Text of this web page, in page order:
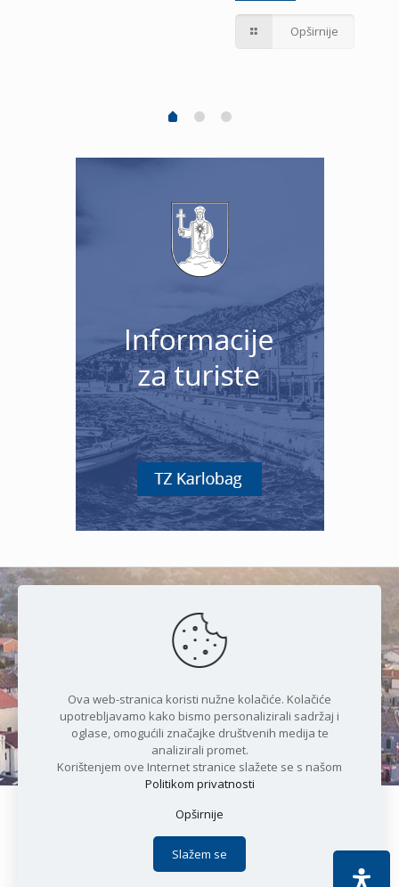
Opširnije
Čudesan spoj kristalnog mora i
prirode
Copyright © 2021 Općina Karlobag | Sva prava pridržana |
Politika privatnosti
Apoc IT
Ova web-stranica koristi nužne kolačiće. Kolačiće
upotrebljavamo kako bismo personalizirali sadržaj i
oglase, omogućili značajke društvenih medija te
analizirali promet.
Korištenjem ove Internet stranice slažete se s našom
Politikom privatnosti
Opširnije
Slažem se